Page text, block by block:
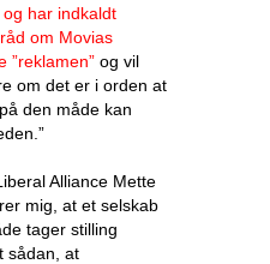
har indkaldt
om Movias
”reklamen” og vil
om det er i orden at
den måde kan
Alliance Mette
mig, at et selskab
tager stilling
sådan, at